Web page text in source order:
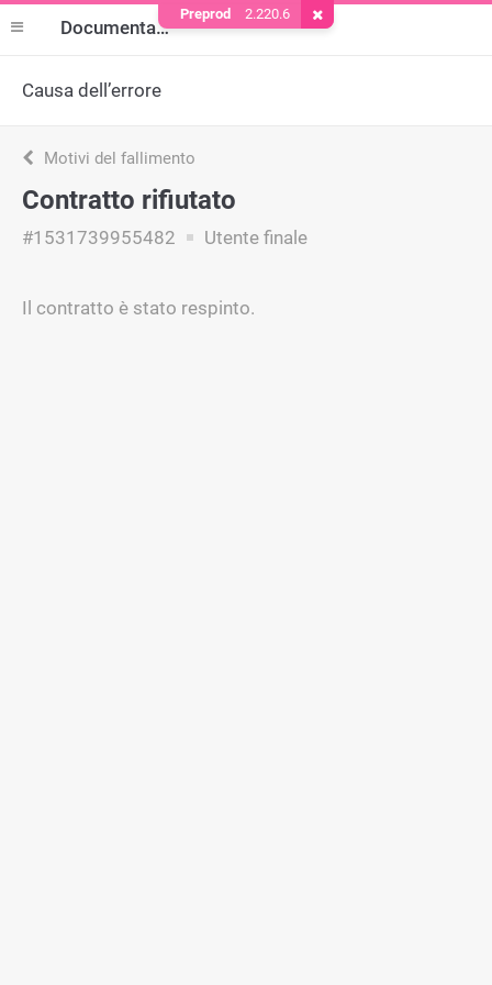
Documentazione
Causa dell’errore
Motivi del fallimento
Contratto rifiutato
#1531739955482 Utente finale
Il contratto è stato respinto.
Preprod 2.220.6 Rimuovere il cookie